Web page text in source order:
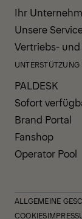
Ihr
Unsere
Vertriebs-
PALDESK
Sofort
Brand Portal
Fanshop
Operator Pool
ALLGEMEINE
COOKIES